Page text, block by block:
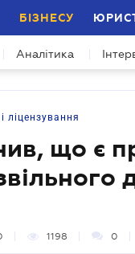
БІЗНЕСУ
Аналітика
ліцензування
що є
1198 0